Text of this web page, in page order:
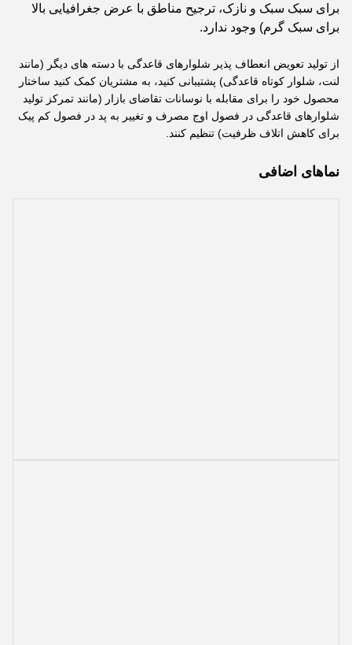
برای سبک سبک و نازک، ترجیح مناطق با عرض جغرافیایی بالا
برای سبک گرم) وجود ندارد.
از تولید تعویض انعطاف پذیر شلوارهای قاعدگی با دسته های دیگر (مانند
لنت، شلوار کوتاه قاعدگی) پشتیبانی کنید، به مشتریان کمک کنید ساختار
محصول خود را برای مقابله با نوسانات تقاضای بازار (مانند تمرکز تولید
شلوارهای قاعدگی در فصول اوج مصرف و تغییر به پد در فصول کم پیک
برای کاهش اتلاف ظرفیت) تنظیم کنند.
نماهای اضافی